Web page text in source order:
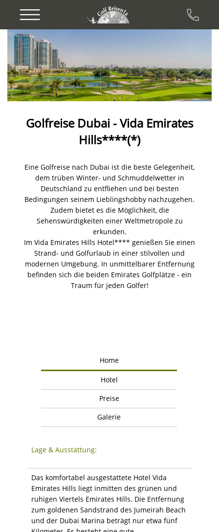
Previous
Golfreise Dubai - Vida Emirates
Hills****(*)
Eine Golfreise nach Dubai ist die beste Gelegenheit,
dem trüben Winter- und Schmuddelwetter in
Deutschland zu entfliehen und bei besten
Bedingungen seinem Lieblingshobby nachzugehen.
Zudem bietet es die Möglichkeit, die
Sehenswürdigkeiten einer Weltmetropole zu
erkunden.
Im Vida Emirates Hills Hotel**** genießen Sie einen
Strand- und Golfurlaub in einer stilvollen und
modernen Umgebung. In unmittelbarer Entfernung
befinden sich die beiden Emirates Golfplätze - ein
Traum für jeden Golfer!
Home
Hotel
Preise
Galerie
Lage & Ausstattung:
Das komfortabel ausgestattete Hotel Vida
Emirates Hills liegt inmitten des grünen und
ruhigen Viertels Emirates Hills. Die Entfernung
zum goldenen Sandstrand des Jumeirah Beach
und der Dubai Marina beträgt nur etwa fünf